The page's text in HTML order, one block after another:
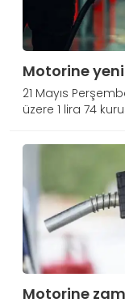
Motorine
21 Mayıs
üzere 1 lira 74
Motorine